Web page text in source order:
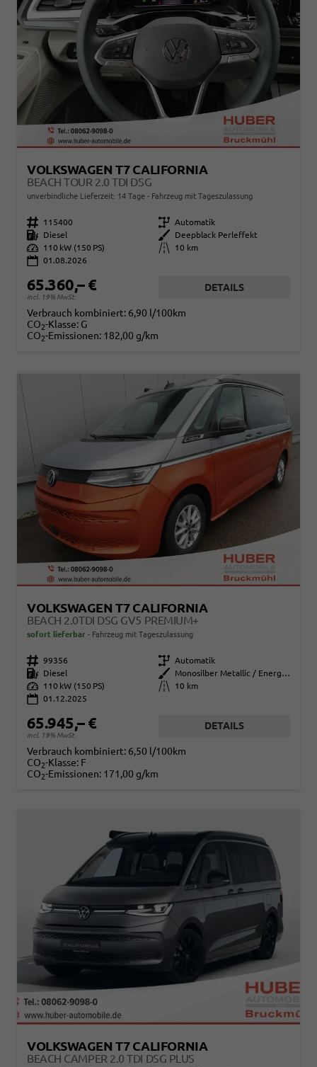
VOLKSWAGEN T7 CALIFORNIA
BEACH TOUR 2.0 TDI DSG
unverbindliche Lieferzeit: 14 Tage Fahrzeug mit Tageszulassung
Fahrzeugnr. 115400 Getriebe Automatik
Kraftstoff
Diesel Außenfarbe
Deepblack Perleffekt
Leistung
110 kW (150 PS) Kilometerstand
10 km
01.08.2026
65.360,– €
incl. 19% MwSt.
DETAILS
Verbrauch kombiniert: 6,90 l/100km
CO2-Klasse: G
CO2-Emissionen: 182,00 g/km
VOLKSWAGEN T7 CALIFORNIA
BEACH 2.0TDI DSG GV5 PREMIUM+
sofort lieferbar Fahrzeug mit Tageszulassung
Fahrzeugnr. 99356 Getriebe Automatik
Kraftstoff
Diesel Außenfarbe
Monosilber Metallic / Energetic Orange Metallic
Leistung
110 kW (150 PS) Kilometerstand
10 km
01.12.2025
65.945,– €
incl. 19% MwSt.
DETAILS
Verbrauch kombiniert: 6,50 l/100km
CO2-Klasse: F
CO2-Emissionen: 171,00 g/km
VOLKSWAGEN T7 CALIFORNIA
BEACH CAMPER 2.0 TDI DSG PLUS